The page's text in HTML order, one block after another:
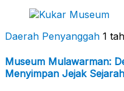
Daerah Penyanggah 1
Museum Mulawarman:
Menyimpan Jejak